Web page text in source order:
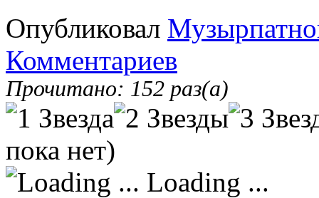
Опубликовал
Комментариев
Прочитано: 152 раз(а)
пока нет)
Loading ...